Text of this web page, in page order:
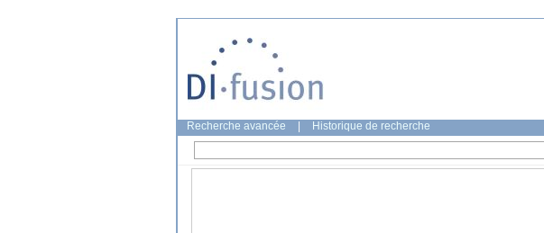
Recherche avancée Historique de recherche